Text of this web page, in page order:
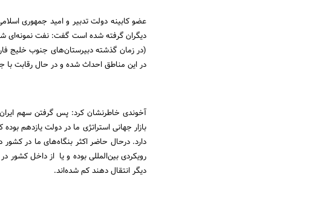
عضو کابینه دولت تدبیر و امید جمهوری
دیگران گرفته شده است گفت: نفت نمونه‌ای
(در زمان گذشته دبیرستان‌های جنوب خلیج
در این مناطق احداث شده و در حال رقابت با
آخوندی خاطرنشان کرد: پس گرفتن سهم
بازار جهانی استراتژی ما در دولت یازدهم
دارد. درحال حاضر اکثر بنگاه‌های ما در
رویکردی بین‌المللی بوده و یا از داخل کشور
دیگر انتقال دهند کم شده‌اند.